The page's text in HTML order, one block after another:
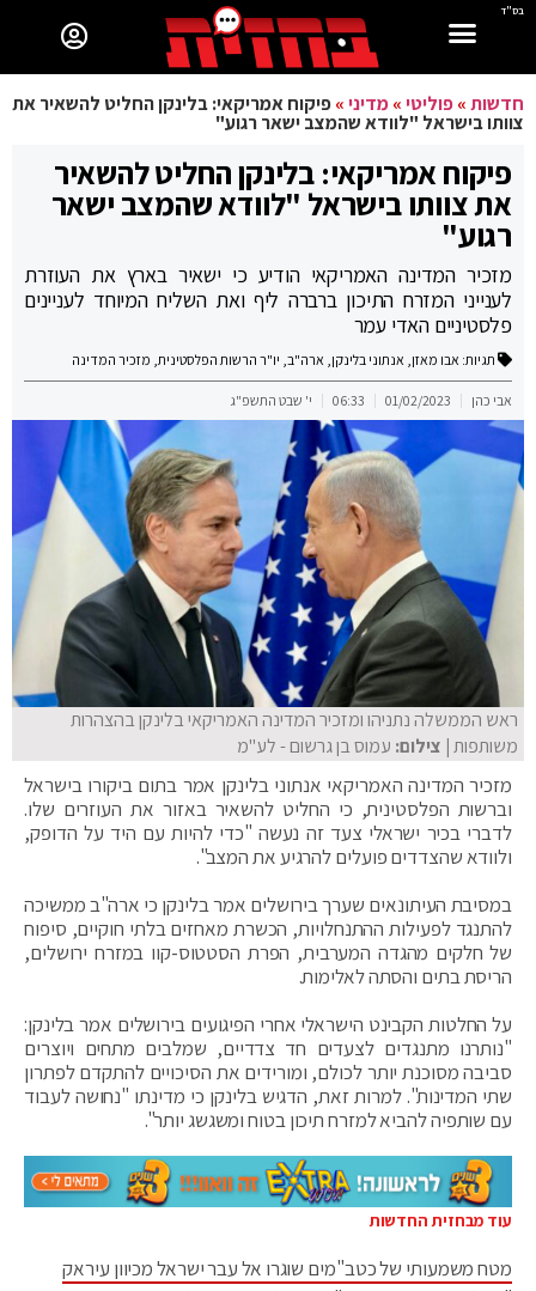
בס"ד
חדשות»פוליטי»מדיני»פיקוח אמריקאי: בלינקן החליט להשאיר את
צוותו בישראל "לוודא שהמצב ישאר רגוע"
פיקוח אמריקאי: בלינקן החליט להשאיר
את צוותו בישראל "לוודא שהמצב ישאר
רגוע"
מזכיר המדינה האמריקאי הודיע כי ישאיר בארץ את העוזרת
לענייני המזרח התיכון ברברה ליף ואת השליח המיוחד לעניינים
פלסטיניים האדי עמר
תגיות: אבו מאזן, אנתוני בלינקן, ארה"ב, יו"ר הרשות הפלסטינית, מזכיר המדינה
אבי כהן 01/02/2023
06:33 י' שבט התשפ"ג
ראש הממשלה נתניהו ומזכיר המדינה האמריקאי בלינקן בהצהרות
משותפות| צילום: עמוס בן גרשום - לע"מ
מזכיר המדינה האמריקאי אנתוני בלינקן אמר בתום ביקורו בישראל
וברשות הפלסטינית, כי החליט להשאיר באזור את העוזרים שלו.
לדברי בכיר ישראלי צעד זה נעשה "כדי להיות עם היד על הדופק,
ולוודא שהצדדים פועלים להרגיע את המצב".
במסיבת העיתונאים שערך בירושלים אמר בלינקן כי ארה"ב ממשיכה
להתנגד לפעילות ההתנחלויות, הכשרת מאחזים בלתי חוקיים, סיפוח
של חלקים מהגדה המערבית, הפרת הסטטוס-קוו במזרח ירושלים,
הריסת בתים והסתה לאלימות.
על החלטות הקבינט הישראלי אחרי הפיגועים בירושלים אמר בלינקן:
"נותרנו מתנגדים לצעדים חד צדדיים, שמלבים מתחים ויוצרים
סביבה מסוכנת יותר לכולם, ומורידים את הסיכויים להתקדם לפתרון
שתי המדינות". למרות זאת, הדגיש בלינקן כי מדינתו "נחושה לעבוד
עם שותפיה להביא למזרח תיכון בטוח ומשגשג יותר".
עוד מבחזית החדשות
מטח משמעותי של כטב"מים שוגרו אל עבר ישראל מכיוון עיראק